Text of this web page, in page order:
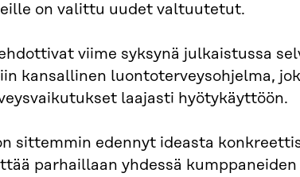
on valittu uudet valtuutetut.
viime syksynä julkaistussa
kansallinen luontoterveysohjelma,
laajasti hyötykäyttöön.
sittemmin edennyt ideasta
parhaillaan yhdessä kumppaneiden